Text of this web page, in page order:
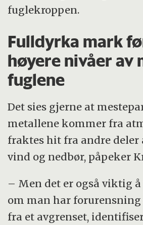
fuglekroppen.
Fulldyrka mark
høyere nivåer av
fuglene
Det sies gjerne at
metallene kommer fra
fraktes hit fra andre deler
vind og nedbør, påpeker
– Men det er også viktig
om man har
fra et avgrenset,